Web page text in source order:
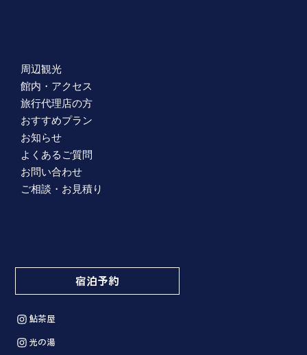
周辺観光
館内・アクセス
旅行代理店の方
おすすめプラン
お知らせ
よくあるご質問
お問い合わせ
ご相談・お見積り
宿泊予約
鮎茶屋
光の湯